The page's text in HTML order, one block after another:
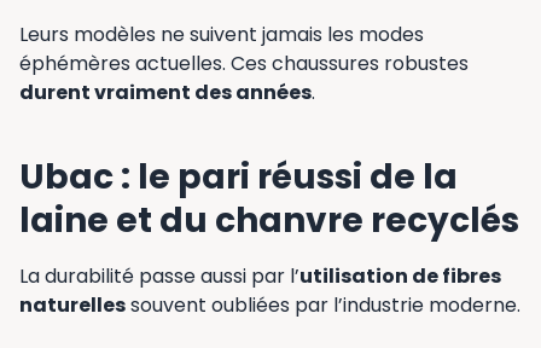
Leurs modèles ne suivent jamais les modes
éphémères actuelles. Ces chaussures robustes
durent vraiment des années.
Ubac : le pari réussi de la
laine et du chanvre recyclés
La durabilité passe aussi par l’utilisation de fibres
naturellessouvent oubliées par l’industrie moderne.